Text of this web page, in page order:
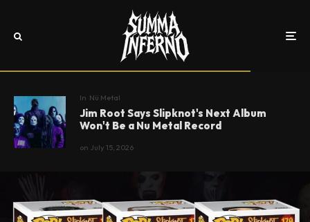
In Nü Metal
Jim Root Says Slipknot's Next Album
Won't Be a Nu Metal Record
on July 15, 2026